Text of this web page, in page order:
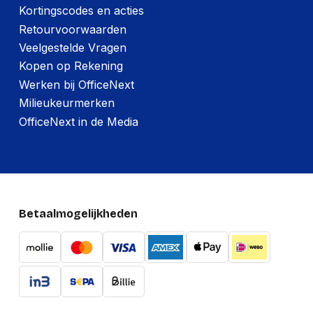
Kortingscodes en acties
Retourvoorwaarden
Veelgestelde Vragen
Kopen op Rekening
Werken bij OfficeNext
Milieukeurmerken
OfficeNext in de Media
Betaalmogelijkheden